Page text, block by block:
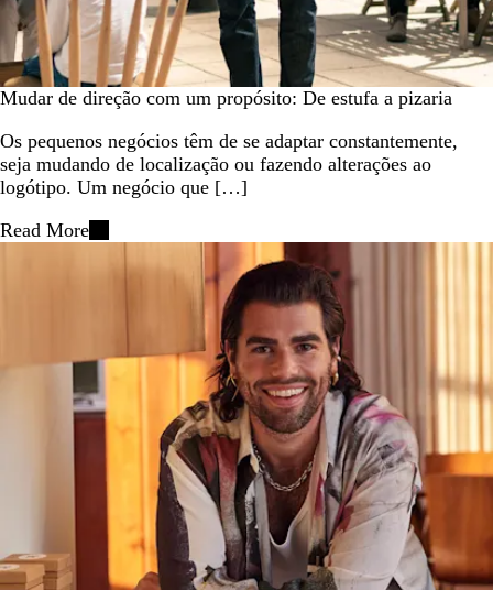
Mudar de direção com um propósito: De estufa a pizaria
Os pequenos negócios têm de se adaptar constantemente,
seja mudando de localização ou fazendo alterações ao
logótipo. Um negócio que […]
Read More